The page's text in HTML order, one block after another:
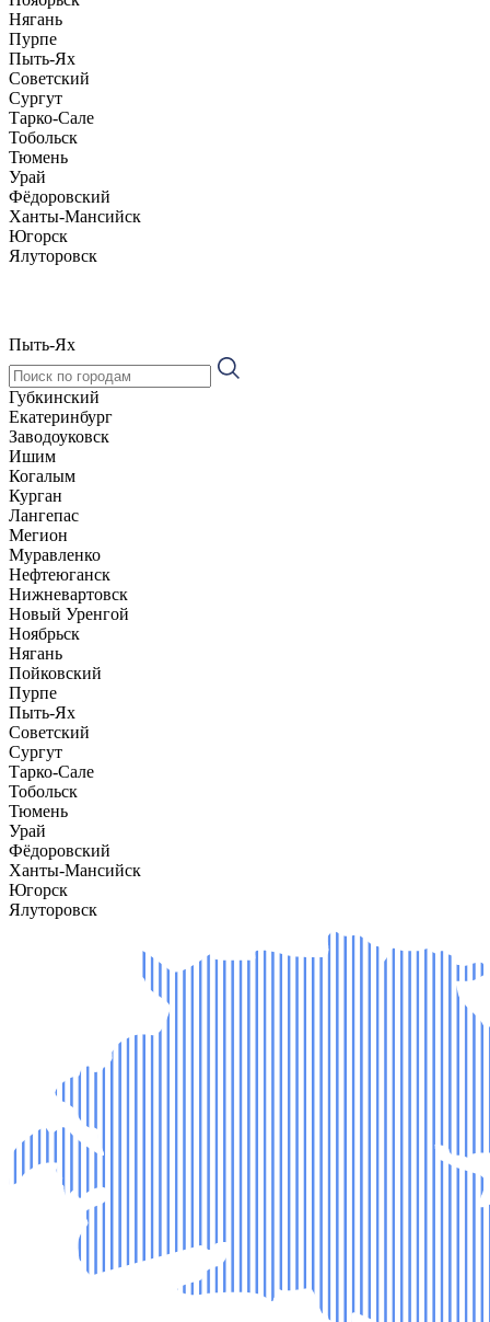
Нягань
Пурпе
Пыть-Ях
Советский
Сургут
Тарко-Сале
Тобольск
Тюмень
Урай
Фёдоровский
Ханты-Мансийск
Югорск
Ялуторовск
Пыть-Ях
Губкинский
Екатеринбург
Заводоуковск
Ишим
Когалым
Курган
Лангепас
Мегион
Муравленко
Нефтеюганск
Нижневартовск
Новый Уренгой
Ноябрьск
Нягань
Пойковский
Пурпе
Пыть-Ях
Советский
Сургут
Тарко-Сале
Тобольск
Тюмень
Урай
Фёдоровский
Ханты-Мансийск
Югорск
Ялуторовск